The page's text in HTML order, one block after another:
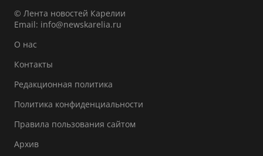
© Лента новостей Карелии
Email: info@newskarelia.ru
О нас
Контакты
Редакционная политика
Политика конфиденциальности
Правила пользования сайтом
Архив